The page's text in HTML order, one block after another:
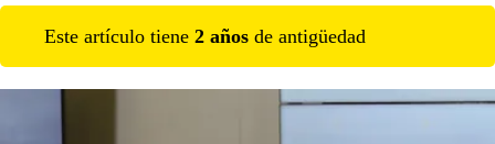
Este artículo tiene 2 años de antigüedad